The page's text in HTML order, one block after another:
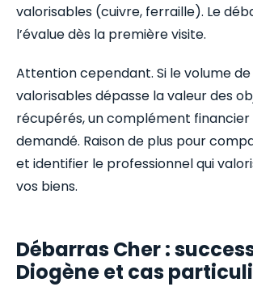
valorisables (cuivre, ferraille). Le
l’évalue dès la première visite.
Attention cependant. Si le volume
valorisables dépasse la valeur des
récupérés, un complément financier
demandé. Raison de plus pour
et identifier le professionnel qui
vos biens.
Débarras Cher :
Diogène et cas